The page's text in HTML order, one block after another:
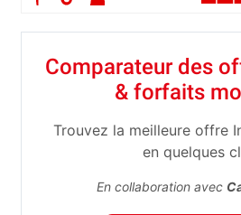
Comparateur des
& forfaits
Trouvez la meilleure offre
en quelques
En collaboration avec